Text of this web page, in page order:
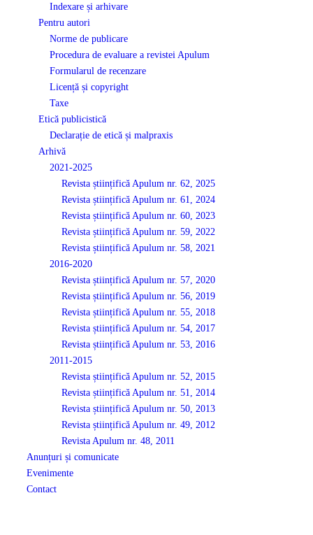
Indexare și arhivare
Pentru autori
Norme de publicare
Procedura de evaluare a revistei Apulum
Formularul de recenzare
Licență și copyright
Taxe
Etică publicistică
Declarație de etică și malpraxis
Arhivă
2021-2025
Revista științifică Apulum nr. 62, 2025
Revista științifică Apulum nr. 61, 2024
Revista științifică Apulum nr. 60, 2023
Revista științifică Apulum nr. 59, 2022
Revista științifică Apulum nr. 58, 2021
2016-2020
Revista științifică Apulum nr. 57, 2020
Revista științifică Apulum nr. 56, 2019
Revista științifică Apulum nr. 55, 2018
Revista științifică Apulum nr. 54, 2017
Revista științifică Apulum nr. 53, 2016
2011-2015
Revista științifică Apulum nr. 52, 2015
Revista științifică Apulum nr. 51, 2014
Revista științifică Apulum nr. 50, 2013
Revista științifică Apulum nr. 49, 2012
Revista Apulum nr. 48, 2011
Anunțuri și comunicate
Evenimente
Contact